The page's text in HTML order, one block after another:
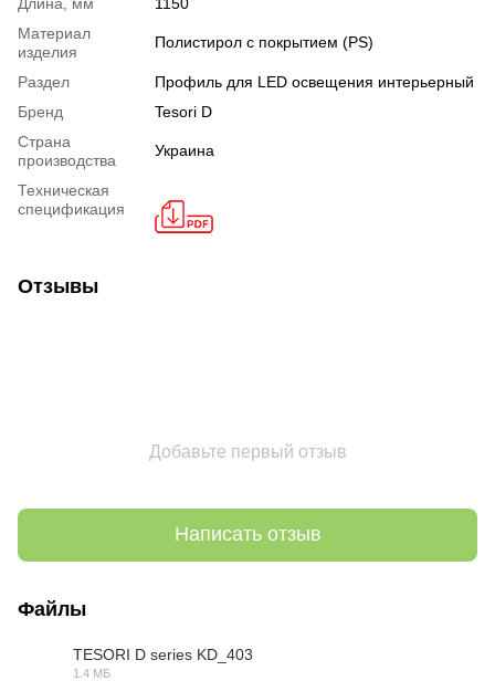
Материал
изделия
Полистирол с покрытием (PS)
Раздел
Профиль для LED освещения интерьерный
Бренд
Tesori D
Страна
производства
Украина
Техническая
спецификация
Отзывы
Добавьте первый отзыв
Написать отзыв
Файлы
TESORI D series KD_403
1.4 МБ